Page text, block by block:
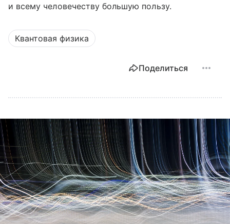
и всему человечеству большую пользу.
Квантовая физика
Поделиться